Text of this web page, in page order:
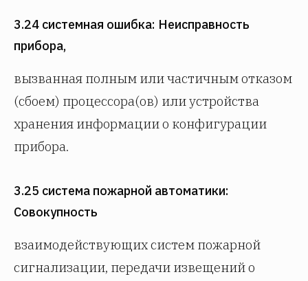
3.24 системная ошибка: Неисправность
прибора,
вызванная полным или частичным отказом
(сбоем) процессора(ов) или устройства
хранения информации о конфигурации
прибора.
3.25 система пожарной автоматики:
Совокупность
взаимодействующих систем пожарной
сигнализации, передачи извещений о